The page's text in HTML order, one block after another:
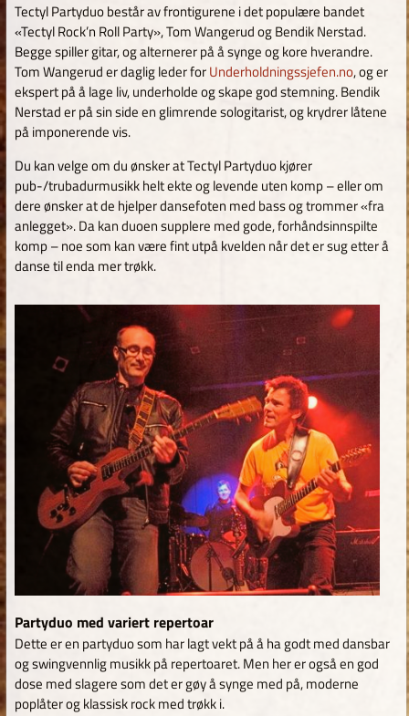
Tectyl Partyduo består av frontigurene i det populære bandet
«Tectyl Rock’n Roll Party», Tom Wangerud og Bendik Nerstad.
Begge spiller gitar, og alternerer på å synge og kore hverandre.
Tom Wangerud er daglig leder forUnderholdningssjefen.no, og er
ekspert på å lage liv, underholde og skape god stemning. Bendik
Nerstad er på sin side en glimrende sologitarist, og krydrer låtene
på imponerende vis.
Du kan velge om du ønsker at Tectyl Partyduo kjører
pub-/trubadurmusikk helt ekte og levende uten komp – eller om
dere ønsker at de hjelper dansefoten med bass og trommer «fra
anlegget». Da kan duoen supplere med gode, forhåndsinnspilte
komp – noe som kan være fint utpå kvelden når det er sug etter å
danse til enda mer trøkk.
Partyduo med variert repertoar
Dette er en partyduo som har lagt vekt på å ha godt med dansbar
og swingvennlig musikk på repertoaret. Men her er også en god
dose med slagere som det er gøy å synge med på, moderne
poplåter og klassisk rock med trøkk i.